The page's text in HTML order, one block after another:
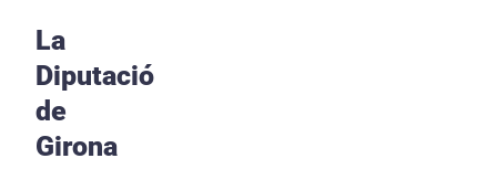
La
Diputació
de
Girona